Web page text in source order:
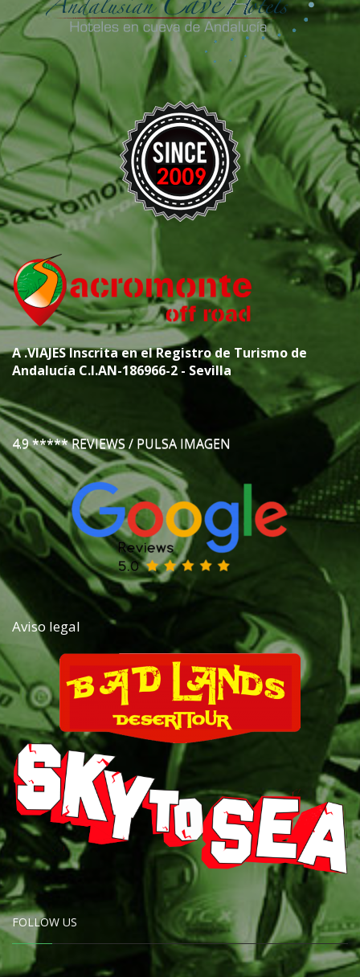
A.VIAJESInscrita en el Registro de Turismo de
Andalucía C.I.AN-186966-2 - Sevilla
4.9 ***** REVIEWS / PULSA IMAGEN
Aviso legal
FOLLOW US